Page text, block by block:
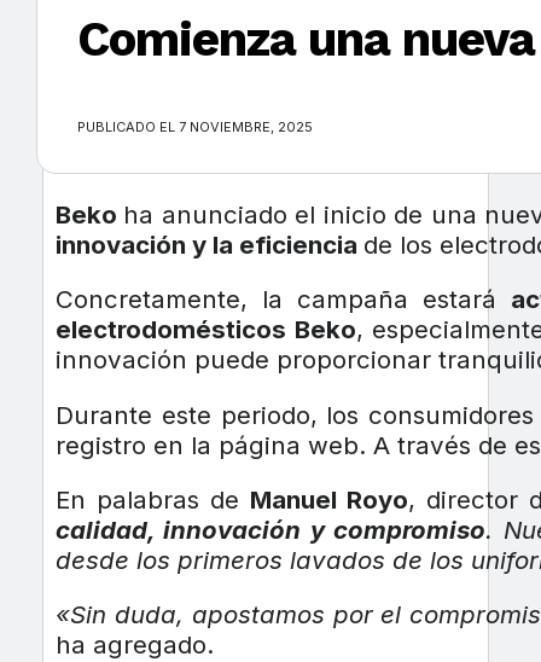
Comienza una
PUBLICADO EL 7 NOVIEMBRE, 2025
Beko ha anunciado el inicio de una
innovación y la eficiencia de los
Concretamente, la campaña estará
electrodomésticos Beko,
innovación puede proporcionar
Durante este periodo, los
registro en la página web. A través de
En palabras de Manuel Royo, director
calidad, innovación y compromiso.
desde los primeros lavados de los
«Sin duda, apostamos por el
ha agregado.